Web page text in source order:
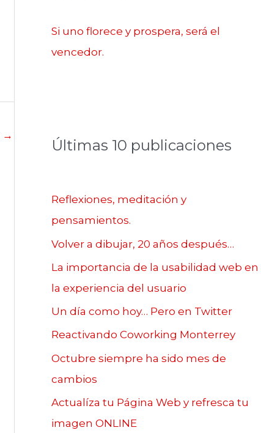
→
Si uno florece y prospera, será el
vencedor.
Últimas 10 publicaciones
Reflexiones, meditación y
pensamientos.
Volver a dibujar, 20 años después…
La importancia de la usabilidad web en
la experiencia del usuario
Un día como hoy… Pero en Twitter
Reactivando Coworking Monterrey
Octubre siempre ha sido mes de
cambios
Actualíza tu Página Web y refresca tu
imagen ONLINE